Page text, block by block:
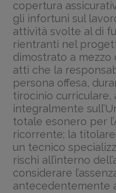
copertura
gli infortuni sul
attività svolte al di
rientranti nel
dimostrato a mezzo
atti che la
persona offesa,
tirocinio
integralmente
totale esonero per
ricorrente; la
un tecnico
rischi all’interno
considerare
antecedentemente